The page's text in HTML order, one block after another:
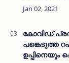
സാമൂഹിക
കോവിഡ്
പങ്കെടുത്ത